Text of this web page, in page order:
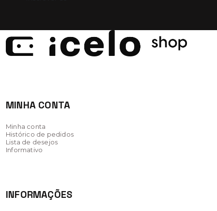
MINHA CONTA
Minha conta
Histórico de pedidos
Lista de desejos
Informativo
INFORMAÇÕES